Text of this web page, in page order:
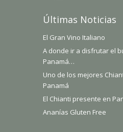
Últimas Noticias
El Gran Vino Italiano
A donde ir a disfrutar el
Panamá…
Uno de los mejores
Panamá
El Chianti presente en
Ananías Gluten Free